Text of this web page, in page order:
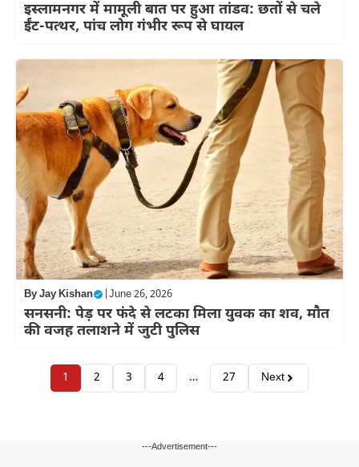
इस्लामनगर में मामूली बात पर हुआ तांडव: छतों से चले
ईंट-पत्थर, पांच लोग गंभीर रूप से घायल
ByJay Kishan June 26, 2026
सनसनी: पेड़ पर फंदे से लटका मिला युवक का शव, मौत
की वजह तलाशने में जुटी पुलिस
1 2 3 4 … 27 Next
---Advertisement---